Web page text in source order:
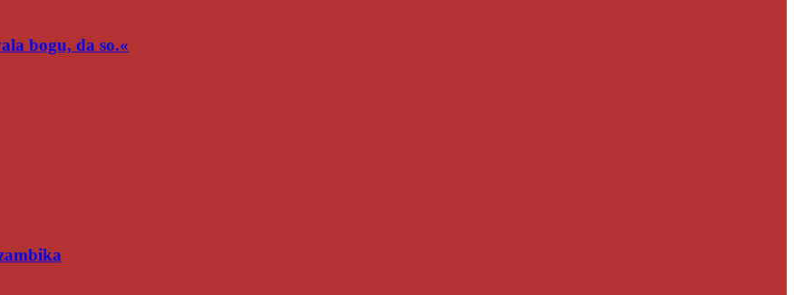
bogu, da so.«